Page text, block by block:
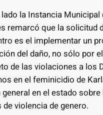
la Instancia Municipal
remarcó que la solicitud
es el implementar un
del daño, no sólo por
de las violaciones a los
en el feminicidio de
general en el estado
de violencia de genero.